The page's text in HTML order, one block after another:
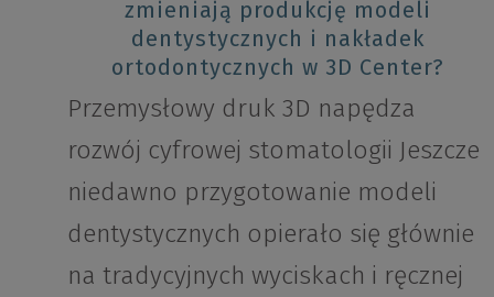
zmieniają produkcję modeli
dentystycznych i nakładek
ortodontycznych w 3D Center?
Przemysłowy druk 3D napędza
rozwój cyfrowej stomatologii Jeszcze
niedawno przygotowanie modeli
dentystycznych opierało się głównie
na tradycyjnych wyciskach i ręcznej